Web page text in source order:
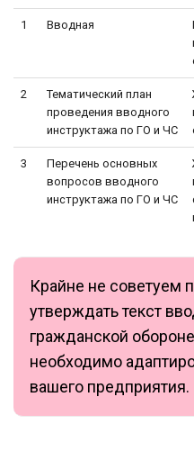
1 Вводная
2
Тематический план
проведения вводного
инструктажа по ГО и ЧС
3
Перечень основных
вопросов вводного
инструктажа по ГО и ЧС
Крайне не советуем
утверждать текст
гражданской
необходимо
вашего предприятия.